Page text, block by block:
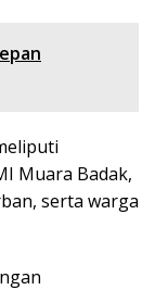
Muara Badak,
serta warga